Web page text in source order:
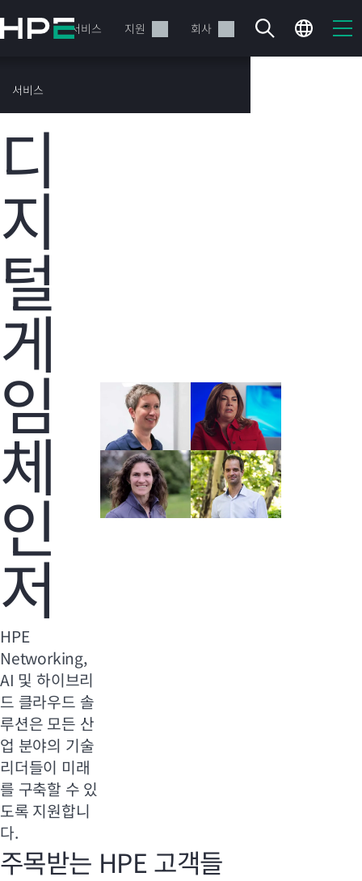
요
건
너
기
제품 서비스 지원 회사
서비스
HPE 고객 성공
디
지
털
게
임
체
인
저
HPE
Networking,
AI 및 하이브리
드 클라우드 솔
루션은 모든 산
업 분야의 기술
리더들이 미래
를 구축할 수 있
도록 지원합니
다.
주목받는 HPE 고객들